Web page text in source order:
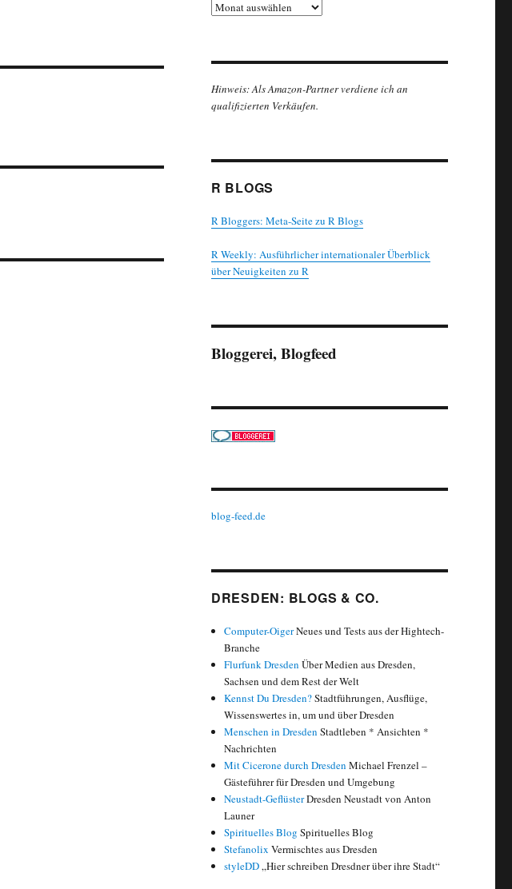
Archiv
Hinweis: Als Amazon-Partner verdiene ich an
qualifizierten Verkäufen.
R BLOGS
R Bloggers: Meta-Seite zu R Blogs
R Weekly: Ausführlicher internationaler Überblick
über Neuigkeiten zu R
Bloggerei, Blogfeed
blog-feed.de
DRESDEN: BLOGS & CO.
Computer-OigerNeues und Tests aus der Hightech-
Branche
Flurfunk Dresden Über Medien aus Dresden,
Sachsen und dem Rest der Welt
Kennst Du Dresden?Stadtführungen, Ausflüge,
Wissenswertes in, um und über Dresden
Menschen in Dresden Stadtleben * Ansichten *
Nachrichten
Mit Cicerone durch Dresden Michael Frenzel –
Gästeführer für Dresden und Umgebung
Neustadt-GeflüsterDresden Neustadt von Anton
Launer
Spirituelles Blog Spirituelles Blog
Stefanolix Vermischtes aus Dresden
styleDD„Hier schreiben Dresdner über ihre Stadt“